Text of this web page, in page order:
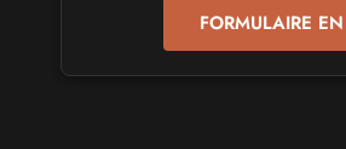
SALONS & CONVENTIONS GEEKS
Play Azur Festival 2027
FORMULAIRE